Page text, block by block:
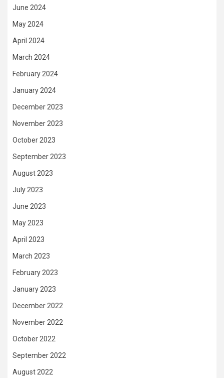
June 2024
May 2024
April 2024
March 2024
February 2024
January 2024
December 2023
November 2023
October 2023
September 2023
August 2023
July 2023
June 2023
May 2023
April 2023
March 2023
February 2023
January 2023
December 2022
November 2022
October 2022
September 2022
August 2022